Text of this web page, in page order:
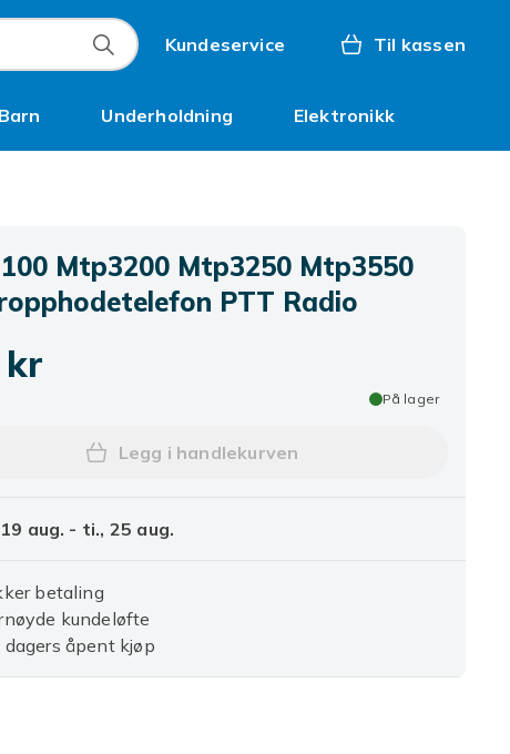
Kundeservice Til kassen
Barn Underholdning Elektronikk
Mtp3200 Mtp3250 Mtp3550
PTT Radio
kr
På lager
Legg Mtp3100 Mtp3200 Mtp3250
Legg i handlekurven
aug. - ti., 25 aug.
betaling
kundeløfte
dagers åpent kjøp